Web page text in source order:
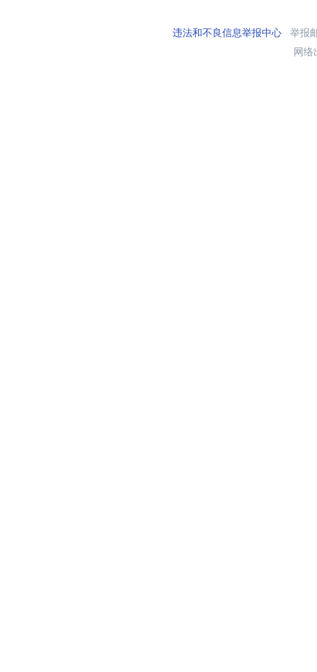
违法和不良信息举报中心举报
网